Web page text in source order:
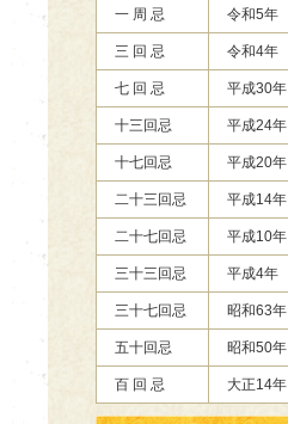
一 周 忌 令和5年
三 回 忌 令和4年
七 回 忌 平成30年
十三回忌 平成24年
十七回忌 平成20年
二十三回忌 平成14年
二十七回忌 平成10年
三十三回忌 平成4年
三十七回忌 昭和63年
五十回忌 昭和50年
百 回 忌 大正14年